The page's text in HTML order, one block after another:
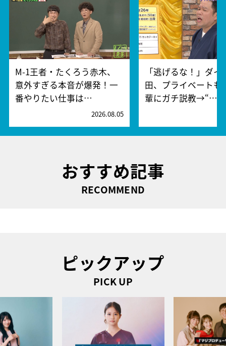
M-1王者・たくろう赤木、
意外すぎる本音が爆発！一
番やりたい仕事は…
2026.08.05
「逃げるな！」ダイ
田、プライベートも
輩にガチ説教→“…
おすすめ記事
RECOMMEND
ピックアップ
PICK UP